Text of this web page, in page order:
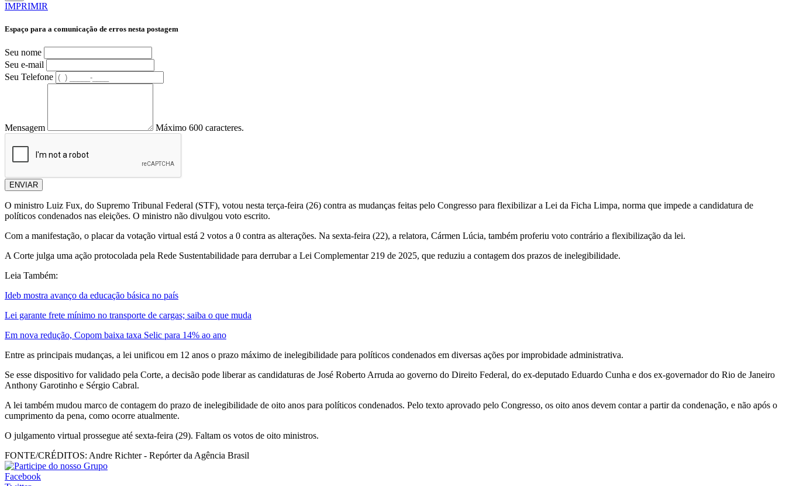
IMPRIMIR
Espaço para a comunicação de erros nesta postagem
Seu nome
Seu e-mail
Seu Telefone
Mensagem Máximo 600 caracteres.
ENVIAR
O ministro Luiz Fux, do Supremo Tribunal Federal (STF), votou nesta terça-feira (26) contra as mudanças feitas pelo Congresso para flexibilizar a Lei da Ficha Limpa, norma que impede a candidatura de
políticos condenados nas eleições. O ministro não divulgou voto escrito.
Com a manifestação, o placar da votação virtual está 2 votos a 0 contra as alterações. Na sexta-feira (22), a relatora, Cármen Lúcia, também proferiu voto contrário a flexibilização da lei.
A Corte julga uma ação protocolada pela Rede Sustentabilidade para derrubar a Lei Complementar 219 de 2025, que reduziu a contagem dos prazos de inelegibilidade.
Leia Também:
Ideb mostra avanço da educação básica no país
Lei garante frete mínimo no transporte de cargas; saiba o que muda
Em nova redução, Copom baixa taxa Selic para 14% ao ano
Entre as principais mudanças, a lei unificou em 12 anos o prazo máximo de inelegibilidade para políticos condenados em diversas ações por improbidade administrativa.
Se esse dispositivo for validado pela Corte, a decisão pode liberar as candidaturas de José Roberto Arruda ao governo do Direito Federal, do ex-deputado Eduardo Cunha e dos ex-governador do Rio de Janeiro
Anthony Garotinho e Sérgio Cabral.
A lei também mudou marco de contagem do prazo de inelegibilidade de oito anos para políticos condenados. Pelo texto aprovado pelo Congresso, os oito anos devem contar a partir da condenação, e não após o
cumprimento da pena, como ocorre atualmente.
O julgamento virtual prossegue até sexta-feira (29). Faltam os votos de oito ministros.
FONTE/CRÉDITOS: Andre Richter - Repórter da Agência Brasil
Facebook